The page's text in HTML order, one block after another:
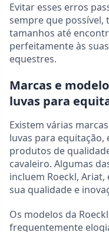
Evitar esses erros
sempre que
tamanhos até
perfeitamente às
equestres.
Marcas e
luvas para
Existem várias
luvas para
produtos de
cavaleiro. Algumas
incluem Roeckl,
sua qualidade e
Os modelos da
frequentemente